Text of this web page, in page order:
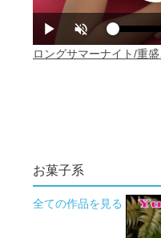
お菓子系
全ての作品を見る